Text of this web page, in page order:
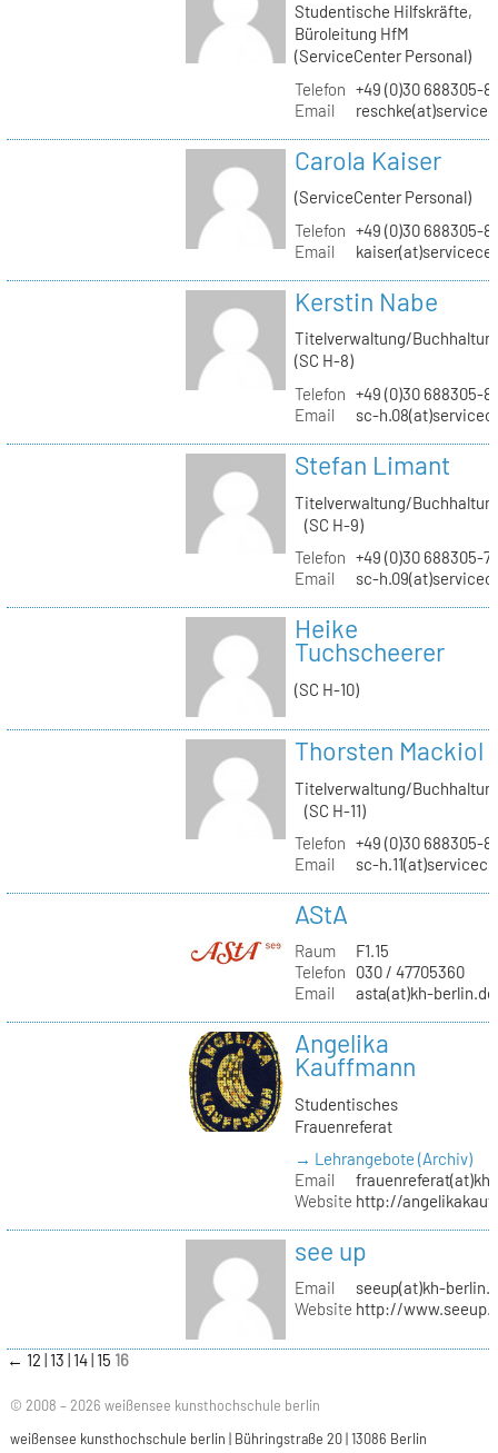
Studentische Hilfskräfte,
Büroleitung HfM
(ServiceCenter Personal)
Telefon +49 (0)30 688305-
Email
Carola Kaiser
(ServiceCenter Personal)
Telefon +49 (0)30 688305-
Email
Kerstin Nabe
Titelverwaltung/
(SC H-8)
Telefon +49 (0)30 688305-
Email
sc-
Stefan Limant
Titelverwaltung/
(SC H-9)
Telefon +49 (0)30 688305-
Email
sc-
Heike
Tuchscheerer
(SC H-10)
Thorsten Mackiol
Titelverwaltung/
(SC H-11)
Telefon +49 (0)30 688305-
Email
sc-
AStA
Raum
F1.15
Telefon
030 / 47705360
Email
asta(at)kh-berlin.de
Angelika
Kauffmann
Studentisches
Frauenreferat
→ Lehrangebote (Archiv)
Email
Website http://
see up
Email
seeup(at)kh-
Website http://
← 12 13 14 15 16
© 2008 – 2026 weißensee kunsthochschule berlin
weißensee kunsthochschule berlin | Bühringstraße 20 | 13086 Berlin